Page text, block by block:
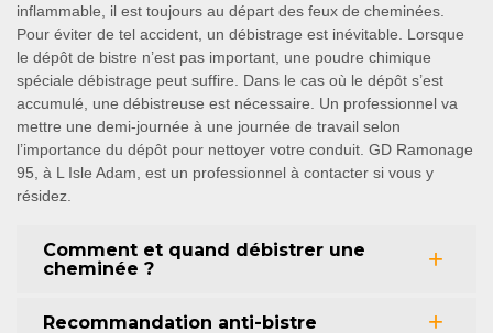
inflammable, il est toujours au départ des feux de cheminées.
Pour éviter de tel accident, un débistrage est inévitable. Lorsque
le dépôt de bistre n’est pas important, une poudre chimique
spéciale débistrage peut suffire. Dans le cas où le dépôt s’est
accumulé, une débistreuse est nécessaire. Un professionnel va
mettre une demi-journée à une journée de travail selon
l’importance du dépôt pour nettoyer votre conduit. GD Ramonage
95, à L Isle Adam, est un professionnel à contacter si vous y
résidez.
Comment et quand débistrer une
cheminée ?
Recommandation anti-bistre